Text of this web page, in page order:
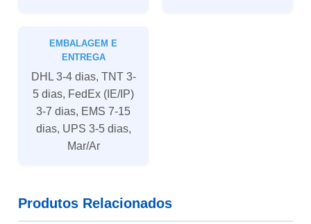
EMBALAGEM E
ENTREGA
DHL 3-4 dias, TNT 3-
5 dias, FedEx (IE/IP)
3-7 dias, EMS 7-15
dias, UPS 3-5 dias,
Mar/Ar
Produtos Relacionados